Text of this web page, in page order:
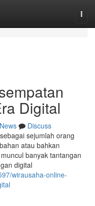
Digital
News
Discuss
sejumlah orang
atau bahkan
banyak tantangan
digital
wirausaha-online-